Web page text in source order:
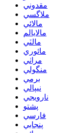
مقدوني
ملاگسي
مالائي
مالايالم
مالٽي
مائوري
مراٺي
منگولي
برمي
نيپالي
نارويجي
پشتو
فارسي
پنجابي